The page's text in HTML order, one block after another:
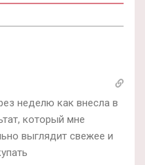
неделю как внесла в
который мне
выглядит свежее и